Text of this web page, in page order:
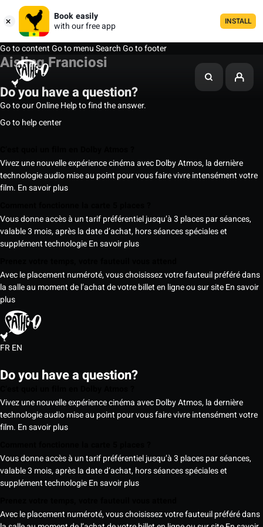
Book easily
with our free app
INSTALL
Go to contentGo to menuSearchGo to footer
Aisling Franciosi
Do you have a question?
Go to our Online Help to find the answer.
Go to help center
Vivez une nouvelle expérience cinéma avec Dolby Atmos, la dernière
technologie audio mise au point pour vous faire vivre intensément votre
film. En savoir plus
Vous donne accès à un tarif préférentiel jusqu’à 3 places par séances,
valable 3 mois, après la date d’achat, hors séances spéciales et
supplément technologieEn savoir plus
Avec le placement numéroté, vous choisissez votre fauteuil préféré dans
la salle au moment de l’achat de votre billet en ligne ou sur siteEn savoir
plus
FREN
Do you have a question?
Vivez une nouvelle expérience cinéma avec Dolby Atmos, la dernière
technologie audio mise au point pour vous faire vivre intensément votre
film. En savoir plus
Vous donne accès à un tarif préférentiel jusqu’à 3 places par séances,
valable 3 mois, après la date d’achat, hors séances spéciales et
supplément technologieEn savoir plus
Avec le placement numéroté, vous choisissez votre fauteuil préféré dans